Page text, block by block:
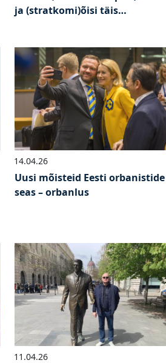
ja (stratkomi)õisi täis…
14.04.26
Uusi mõisteid Eesti orbanistide
seas – orbanlus
11.04.26